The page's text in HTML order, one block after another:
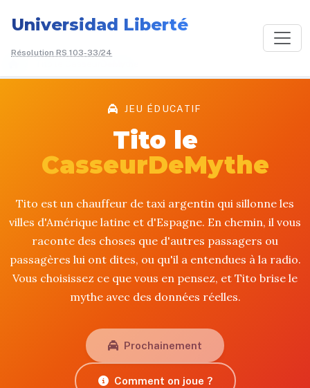
Universidad Liberté
Résolution RS 103-33/24
JEU ÉDUCATIF
Tito le
CasseurDeMythe
Tito est un chauffeur de taxi argentin qui sillonne les
villes d'Amérique latine et d'Espagne. En chemin, il vous
raconte des choses que d'autres passagers ou
passagères lui ont dites, ou qu'il a entendues à la radio.
Vous choisissez ce que vous en pensez, et Tito brise le
mythe avec des données réelles.
Prochainement
Comment on joue ?